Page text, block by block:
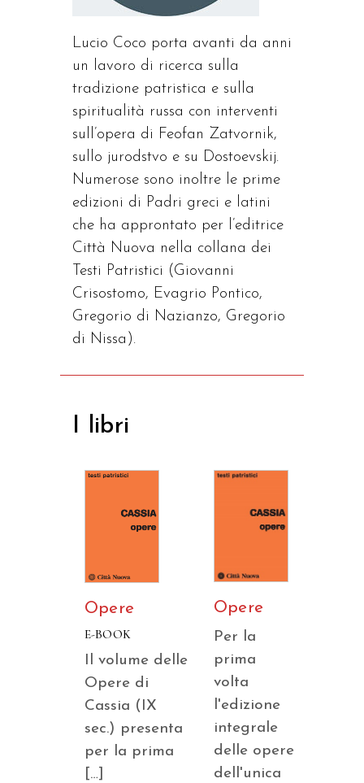
Lucio Coco porta avanti da anni
un lavoro di ricerca sulla
tradizione patristica e sulla
spiritualità russa con interventi
sull’opera di Feofan Zatvornik,
sullo jurodstvo e su Dostoevskij.
Numerose sono inoltre le prime
edizioni di Padri greci e latini
che ha approntato per l’editrice
Città Nuova nella collana dei
Testi Patristici (Giovanni
Crisostomo, Evagrio Pontico,
Gregorio di Nazianzo, Gregorio
di Nissa).
I libri
Opere
E-BOOK
Il volume delle
Opere di
Cassia (IX
sec.) presenta
per la prima
[…]
Opere
Per la
prima
volta
l'edizione
integrale
delle opere
dell'unica